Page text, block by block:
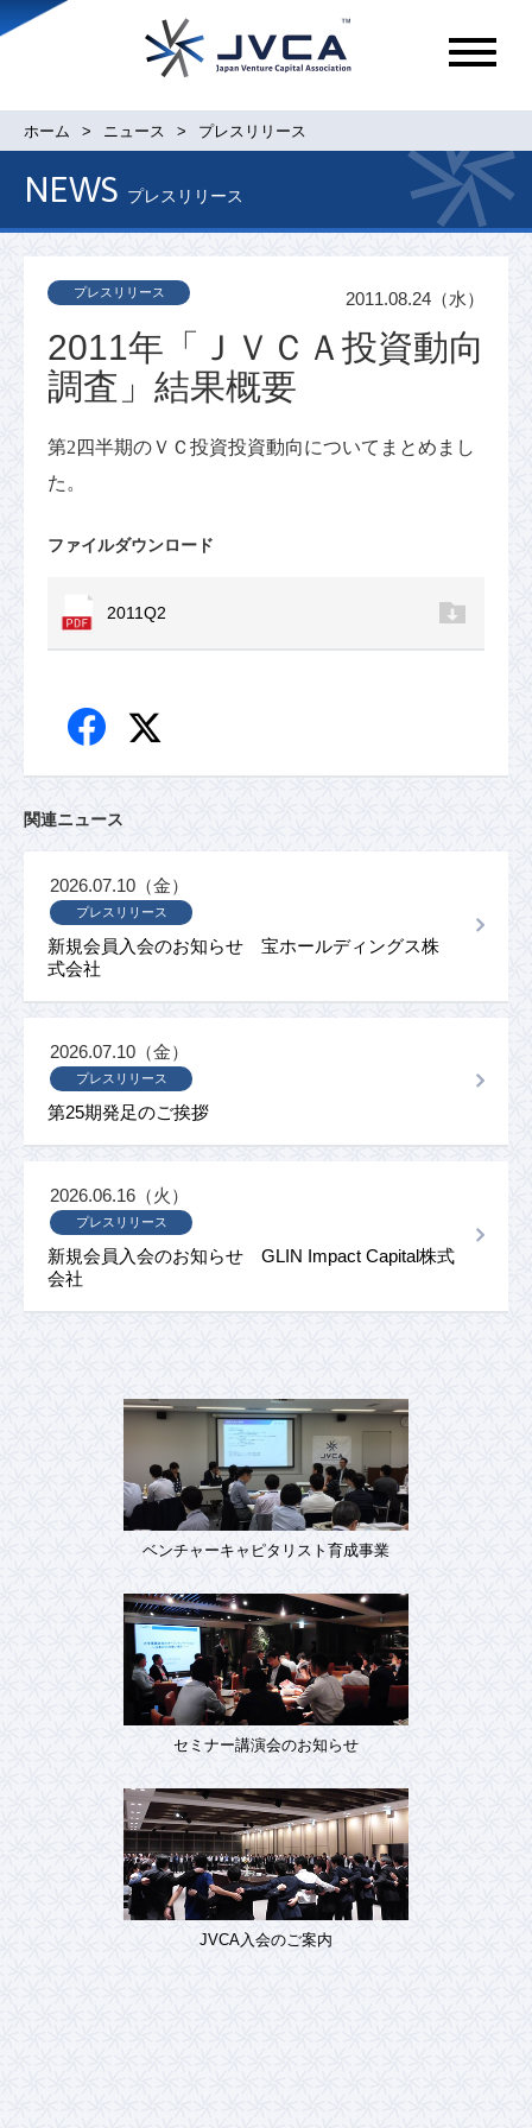
メ
ュ
ホーム ニュース プレスリリース
NEWS プレスリリース
2011年「ＪＶＣＡ投資動向
調査」結果概要
プレスリリース 2011.08.24（水）
第2四半期のＶＣ投資投資動向についてまとめまし
た。
ファイルダウンロード
2011Q2
関連ニュース
新規会員入会のお知らせ 宝ホールディングス株
式会社
プレスリリース
2026.07.10（金）
第25期発足のご挨拶
プレスリリース
2026.07.10（金）
新規会員入会のお知らせ GLIN Impact Capital株式
会社
プレスリリース
2026.06.16（火）
ベンチャーキャピタリスト育成事業
セミナー講演会のお知らせ
JVCA入会のご案内